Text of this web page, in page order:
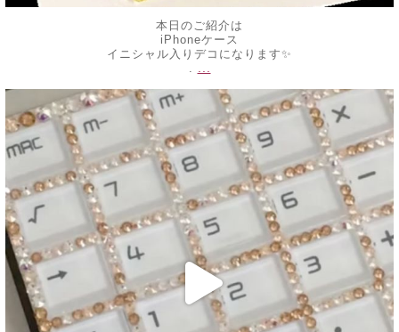
本日のご紹介は
iPhoneケース
イニシャル入りデコになります✨
. ...
decojewelrymahalo
6月 7